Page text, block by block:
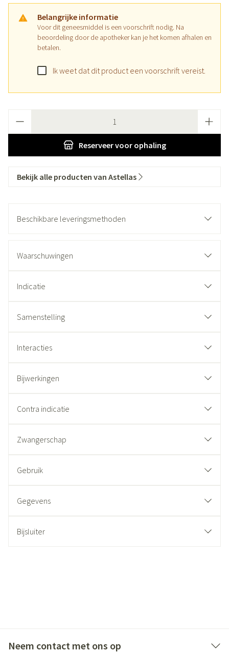
Belangrijke informatie
Voor dit geneesmiddel is een voorschrift nodig. Na
beoordeling door de apotheker kan je het komen afhalen en
betalen.
Ik weet dat dit product een voorschrift vereist.
Reserveervoor ophaling
Bekijk alle producten van Astellas
Beschikbare leveringsmethoden
Waarschuwingen
Indicatie
Samenstelling
Interacties
Bijwerkingen
Contra indicatie
Zwangerschap
Gebruik
Gegevens
Bijsluiter
Neem contact met ons op